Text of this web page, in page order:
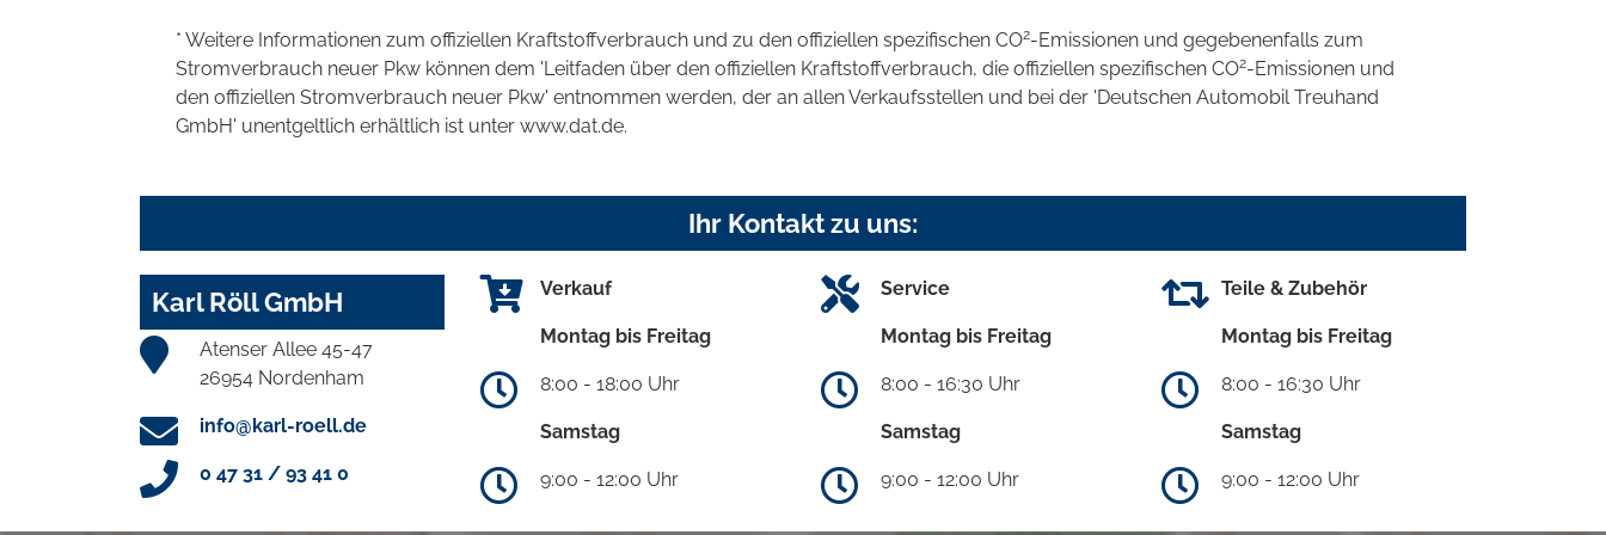
* Weitere Informationen zum offiziellen Kraftstoffverbrauch und zu den offiziellen spezifischen CO2-Emissionen und gegebenenfalls zum
Stromverbrauch neuer Pkw können dem 'Leitfaden über den offiziellen Kraftstoffverbrauch, die offiziellen spezifischen CO2-Emissionen und
den offiziellen Stromverbrauch neuer Pkw' entnommen werden, der an allen Verkaufsstellen und bei der 'Deutschen Automobil Treuhand
GmbH' unentgeltlich erhältlich ist unter www.dat.de.
Ihr Kontakt zu uns:
Karl Röll GmbH
Atenser Allee 45-47
26954 Nordenham
info@karl-roell.de
0 47 31 / 93 41 0
Verkauf
Montag bis Freitag
8:00 - 18:00 Uhr
Samstag
9:00 - 12:00 Uhr
Service
Montag bis Freitag
8:00 - 16:30 Uhr
Samstag
9:00 - 12:00 Uhr
Teile & Zubehör
Montag bis Freitag
8:00 - 16:30 Uhr
Samstag
9:00 - 12:00 Uhr